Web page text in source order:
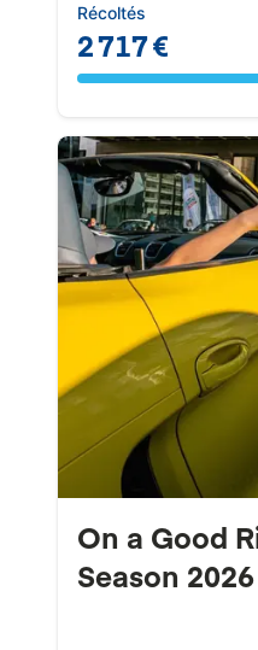
Récoltés
2 717 €
On a Good
Season